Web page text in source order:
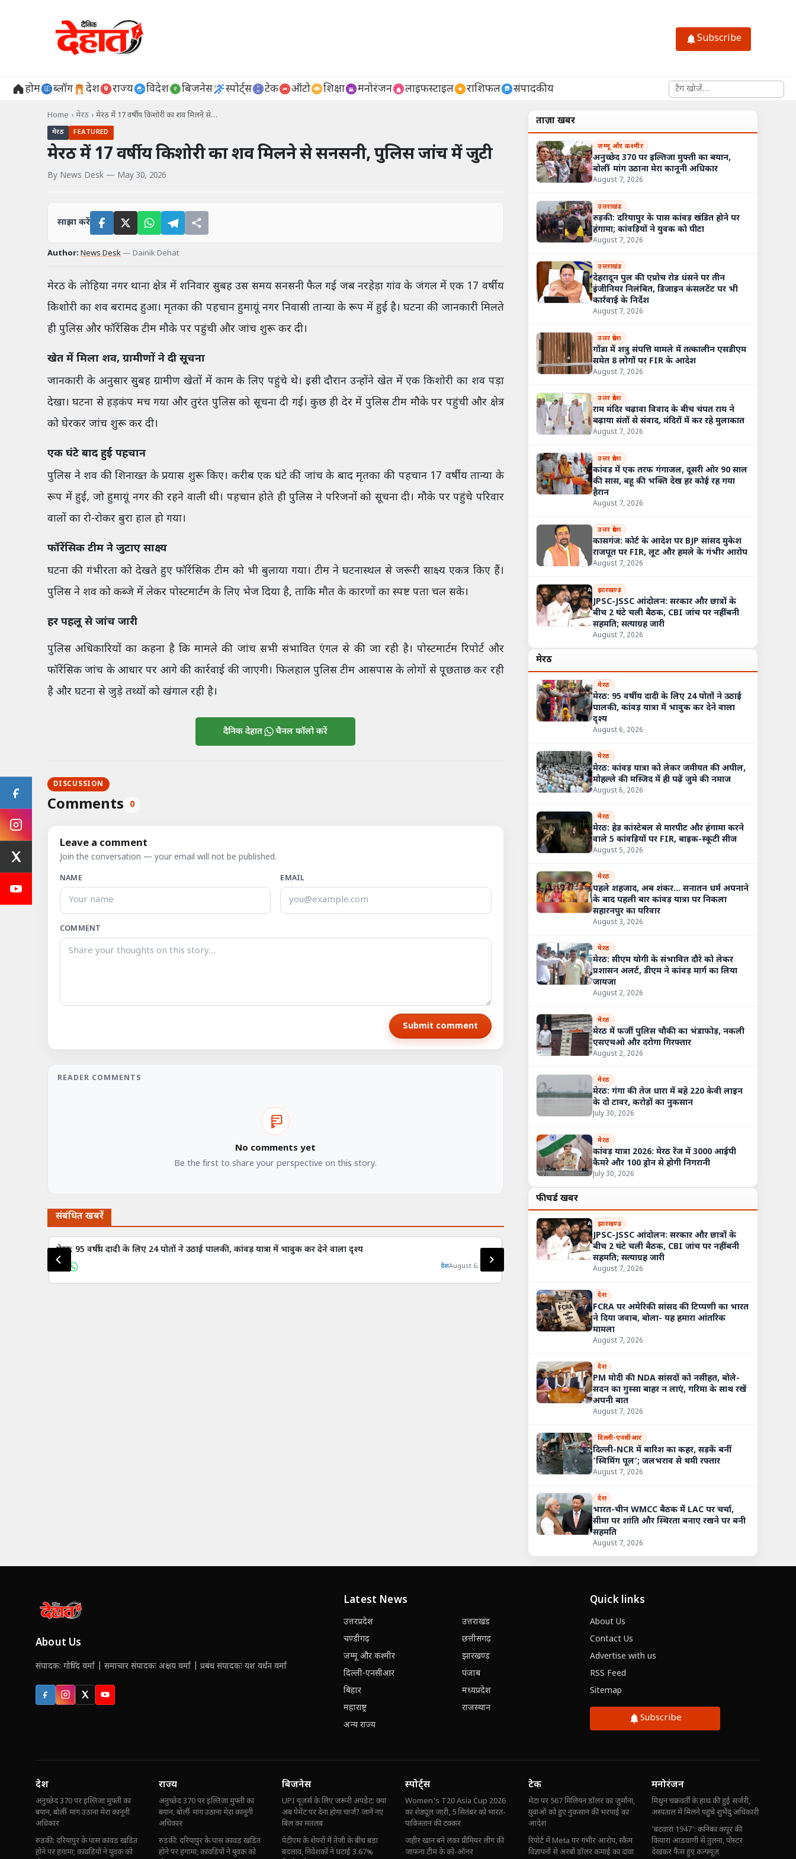
Subscribe
होम ब्लॉग देश राज्य विदेश बिजनेस स्पोर्ट्स टेक ऑटो शिक्षा मनोरंजन लाइफस्टाइल राशिफल संपादकीय साइट में खोजें
Home › मेरठ › मेरठ में 17 वर्षीय किशोरी का शव मिलने से…
मेरठ FEATURED
मेरठ में 17 वर्षीय किशोरी का शव मिलने से सनसनी, पुलिस जांच में जुटी
By News Desk — May 30, 2026
साझा करें
Author: News Desk — Dainik Dehat
मेरठ के लोहिया नगर थाना क्षेत्र में शनिवार सुबह उस समय सनसनी फैल गई जब नरहेड़ा गांव के जंगल में एक 17 वर्षीय
किशोरी का शव बरामद हुआ। मृतका की पहचान हुमायूं नगर निवासी तान्या के रूप में हुई है। घटना की जानकारी मिलते
ही पुलिस और फॉरेंसिक टीम मौके पर पहुंची और जांच शुरू कर दी।
खेत में मिला शव, ग्रामीणों ने दी सूचना
जानकारी के अनुसार सुबह ग्रामीण खेतों में काम के लिए पहुंचे थे। इसी दौरान उन्होंने खेत में एक किशोरी का शव पड़ा
देखा। घटना से हड़कंप मच गया और तुरंत पुलिस को सूचना दी गई। कुछ ही देर में पुलिस टीम मौके पर पहुंची और क्षेत्र
को घेरकर जांच शुरू कर दी।
एक घंटे बाद हुई पहचान
पुलिस ने शव की शिनाख्त के प्रयास शुरू किए। करीब एक घंटे की जांच के बाद मृतका की पहचान 17 वर्षीय तान्या के
रूप में हुई, जो हुमायूं नगर की रहने वाली थी। पहचान होते ही पुलिस ने परिजनों को सूचना दी। मौके पर पहुंचे परिवार
वालों का रो-रोकर बुरा हाल हो गया।
फॉरेंसिक टीम ने जुटाए साक्ष्य
घटना की गंभीरता को देखते हुए फॉरेंसिक टीम को भी बुलाया गया। टीम ने घटनास्थल से जरूरी साक्ष्य एकत्र किए हैं।
पुलिस ने शव को कब्जे में लेकर पोस्टमार्टम के लिए भेज दिया है, ताकि मौत के कारणों का स्पष्ट पता चल सके।
हर पहलू से जांच जारी
पुलिस अधिकारियों का कहना है कि मामले की जांच सभी संभावित एंगल से की जा रही है। पोस्टमार्टम रिपोर्ट और
फॉरेंसिक जांच के आधार पर आगे की कार्रवाई की जाएगी। फिलहाल पुलिस टीम आसपास के लोगों से पूछताछ कर रही
है और घटना से जुड़े तथ्यों को खंगाल रही है।
दैनिक देहात चैनल फॉलो करें
DISCUSSION
Comments 0
Leave a comment
Join the conversation — your email will not be published.
NAME EMAIL
COMMENT
Submit comment
READER COMMENTS
No comments yet
Be the first to share your perspective on this story.
संबंधित खबरें
मेरठ: 95 वर्षीय दादी के लिए 24 पोतों ने उठाई पालकी, कांवड़ यात्रा में भावुक कर देने वाला दृश्य
देशAugust 6, 2026
मेरठ: कांवड़ यात्रा को लेकर जमीयत की अपील, मोहल्ले की मस्जिद में ही पढ़ें जुमे की
ताज़ा खबरें
जम्मू और कश्मीर
अनुच्छेद 370 पर इल्तिजा मुफ्ती का बयान,
बोलीं- मांग उठाना मेरा कानूनी अधिकार
August 7, 2026
उत्तराखंड
रुड़की: दरियापुर के पास कांवड़ खंडित होने पर
हंगामा; कांवड़ियों ने युवक को पीटा
August 7, 2026
उत्तराखंड
देहरादून पुल की एप्रोच रोड धंसने पर तीन
इंजीनियर निलंबित, डिजाइन कंसलटेंट पर भी
कार्रवाई के निर्देश
August 7, 2026
उत्तर प्रदेश
गोंडा में शत्रु संपत्ति मामले में तत्कालीन एसडीएम
समेत 8 लोगों पर FIR के आदेश
August 7, 2026
उत्तर प्रदेश
राम मंदिर चढ़ावा विवाद के बीच चंपत राय ने
बढ़ाया संतों से संवाद, मंदिरों में कर रहे मुलाकात
August 7, 2026
उत्तर प्रदेश
कांवड़ में एक तरफ गंगाजल, दूसरी ओर 90 साल
की सास, बहू की भक्ति देख हर कोई रह गया
हैरान
August 7, 2026
उत्तर प्रदेश
कासगंज: कोर्ट के आदेश पर BJP सांसद मुकेश
राजपूत पर FIR, लूट और हमले के गंभीर आरोप
August 7, 2026
झारखण्ड
JPSC-JSSC आंदोलन: सरकार और छात्रों के
बीच 2 घंटे चली बैठक, CBI जांच पर नहीं बनी
सहमति; सत्याग्रह जारी
August 7, 2026
मेरठ
मेरठ
मेरठ: 95 वर्षीय दादी के लिए 24 पोतों ने उठाई
पालकी, कांवड़ यात्रा में भावुक कर देने वाला
दृश्य
August 6, 2026
मेरठ
मेरठ: कांवड़ यात्रा को लेकर जमीयत की अपील,
मोहल्ले की मस्जिद में ही पढ़ें जुमे की नमाज
August 6, 2026
मेरठ
मेरठ: हेड कांस्टेबल से मारपीट और हंगामा करने
वाले 5 कांवड़ियों पर FIR, बाइक-स्कूटी सीज
August 5, 2026
मेरठ
पहले शहजाद, अब शंकर... सनातन धर्म अपनाने
के बाद पहली बार कांवड़ यात्रा पर निकला
सहारनपुर का परिवार
August 3, 2026
मेरठ
मेरठ: सीएम योगी के संभावित दौरे को लेकर
प्रशासन अलर्ट, डीएम ने कांवड़ मार्ग का लिया
जायजा
August 2, 2026
मेरठ
मेरठ में फर्जी पुलिस चौकी का भंडाफोड़, नकली
एसएचओ और दरोगा गिरफ्तार
August 2, 2026
मेरठ
मेरठ: गंगा की तेज धारा में बहे 220 केवी लाइन
के दो टावर, करोड़ों का नुकसान
July 30, 2026
मेरठ
कांवड़ यात्रा 2026: मेरठ रेंज में 3000 आईपी
कैमरे और 100 ड्रोन से होगी निगरानी
July 30, 2026
फीचर्ड खबरें
झारखण्ड
JPSC-JSSC आंदोलन: सरकार और छात्रों के
बीच 2 घंटे चली बैठक, CBI जांच पर नहीं बनी
सहमति; सत्याग्रह जारी
August 7, 2026
देश
FCRA पर अमेरिकी सांसद की टिप्पणी का भारत
ने दिया जवाब, बोला- यह हमारा आंतरिक
मामला
August 7, 2026
देश
PM मोदी की NDA सांसदों को नसीहत, बोले-
सदन का गुस्सा बाहर न लाएं, गरिमा के साथ रखें
अपनी बात
August 7, 2026
दिल्ली-एनसीआर
दिल्ली-NCR में बारिश का कहर, सड़कें बनीं
'स्विमिंग पूल'; जलभराव से थमी रफ्तार
August 7, 2026
देश
भारत-चीन WMCC बैठक में LAC पर चर्चा,
सीमा पर शांति और स्थिरता बनाए रखने पर बनी
सहमति
August 7, 2026
About Us
संपादक: गोविंद वर्मा | समाचार संपादकः अक्षय वर्मा | प्रबंध संपादकः यश वर्धन वर्मा
FacebookInstagram
X (Twitter)
YouTube
Latest News
उत्तरप्रदेश
उत्तराखंड
चण्डीगढ़
छत्तीसगढ़
जम्मू और कश्मीर
झारखण्ड
दिल्ली-एनसीआर
पंजाब
बिहार
मध्यप्रदेश
महाराष्ट्र
राजस्थान
अन्य राज्य
Quick links
About Us
Contact Us
Advertise with us
RSS Feed
Sitemap
Subscribe
देश
अनुच्छेद 370 पर इल्तिजा मुफ्ती का
बयान, बोलीं- मांग उठाना मेरा कानूनी
अधिकार
रुड़की: दरियापुर के पास कांवड़ खंडित
होने पर हंगामा; कांवड़ियों ने युवक को
राज्य
अनुच्छेद 370 पर इल्तिजा मुफ्ती का
बयान, बोलीं- मांग उठाना मेरा कानूनी
अधिकार
रुड़की: दरियापुर के पास कांवड़ खंडित
होने पर हंगामा; कांवड़ियों ने युवक को
बिजनेस
UPI यूजर्स के लिए जरूरी अपडेट: क्या
अब पेमेंट पर देना होगा चार्ज? जानें नए
बिल का मतलब
पेटीएम के शेयरों में तेजी के बीच बड़ा
बदलाव, निवेशकों ने घटाई 3.67%
स्पोर्ट्स
Women's T20 Asia Cup 2026
का शेड्यूल जारी, 5 सितंबर को भारत-
पाकिस्तान की टक्कर
जहीर खान बने लंका प्रीमियर लीग की
जाफना टीम के को-ऑनर
टेक
मेटा पर 567 मिलियन डॉलर का जुर्माना,
युवाओं को हुए नुकसान की भरपाई का
आदेश
रिपोर्ट में Meta पर गंभीर आरोप, स्कैम
विज्ञापनों से अरबों डॉलर कमाई का दावा
मनोरंजन
मिथुन चक्रवर्ती के हाथ की हुई सर्जरी,
अस्पताल में मिलने पहुंचे शुभेंदु अधिकारी
'बंटवारा 1947': कनिका कपूर की
कियारा आडवाणी से तुलना, पोस्टर
देखकर फैंस हुए कन्फ्यूज